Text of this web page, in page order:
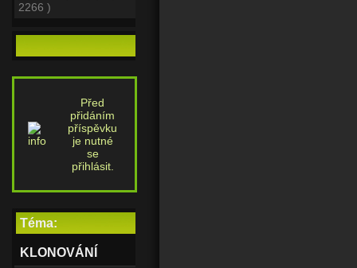
2266 )
Před
přidáním
příspěvku
je nutné
se
přihlásit.
Téma:
KLONOVÁNÍ